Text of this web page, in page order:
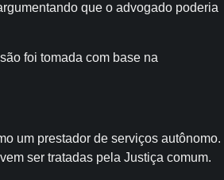
que o advogado poderia
foi tomada com base na
um prestador de serviços autônomo.
ser tratadas pela Justiça comum.